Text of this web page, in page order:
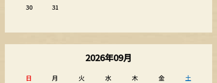
30
31
2026年09月
日 月 火 水 木 金
土